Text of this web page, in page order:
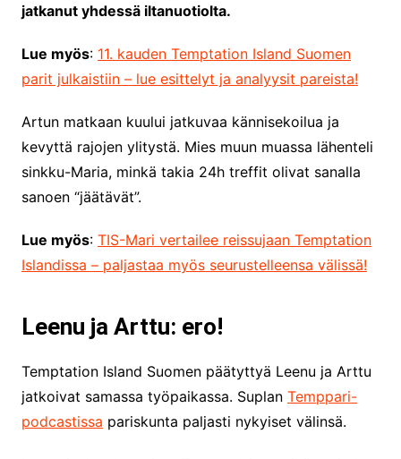
jatkanut yhdessä iltanuotiolta.
Lue myös: 11. kauden Temptation Island Suomen
parit julkaistiin – lue esittelyt ja analyysit pareista!
Artun matkaan kuului jatkuvaa kännisekoilua ja
kevyttä rajojen ylitystä. Mies muun muassa lähenteli
sinkku-Maria, minkä takia 24h treffit olivat sanalla
sanoen “jäätävät”.
Lue myös: TIS-Mari vertailee reissujaan Temptation
Islandissa – paljastaa myös seurustelleensa välissä!
Leenu ja Arttu: ero!
Temptation Island Suomen päätyttyä Leenu ja Arttu
jatkoivat samassa työpaikassa. Suplan Temppari-
podcastissa pariskunta paljasti nykyiset välinsä.